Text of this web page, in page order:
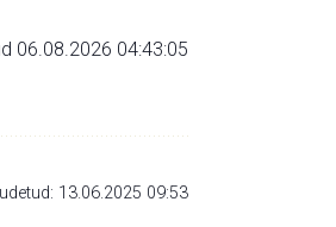
06.08.2026 04:43:05
13.06.2025 09:53